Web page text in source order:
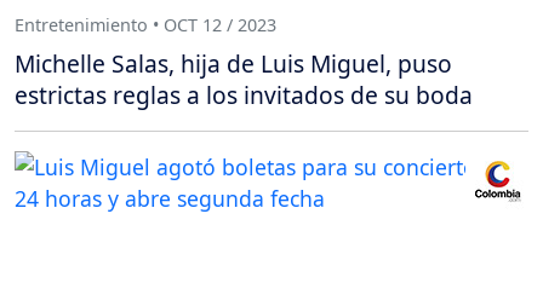
Entretenimiento • OCT 12 / 2023
Michelle Salas, hija de Luis Miguel, puso
estrictas reglas a los invitados de su boda